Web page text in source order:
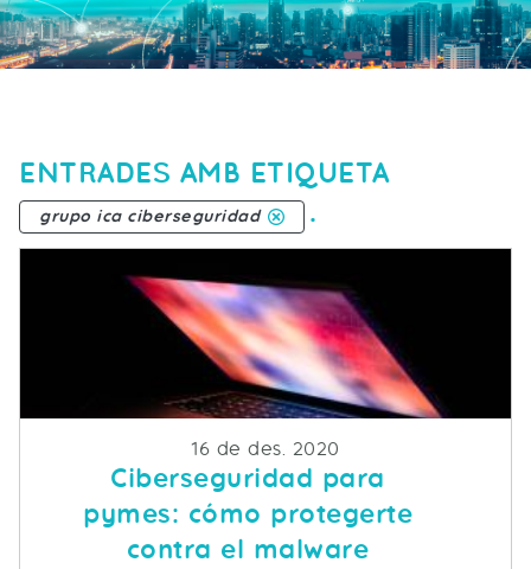
ENTRADES AMB ETIQUETA
grupo ica ciberseguridad .
Fecha de publicacion
16 de des. 2020
Ciberseguridad para
pymes: cómo protegerte
contra el malware